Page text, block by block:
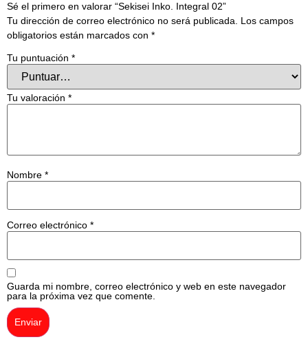
Sé el primero en valorar “Sekisei Inko. Integral 02”
Tu dirección de correo electrónico no será publicada. Los campos
obligatorios están marcados con *
Tu puntuación *
Tu valoración *
Nombre *
Correo electrónico *
Guarda mi nombre, correo electrónico y web en este navegador
para la próxima vez que comente.